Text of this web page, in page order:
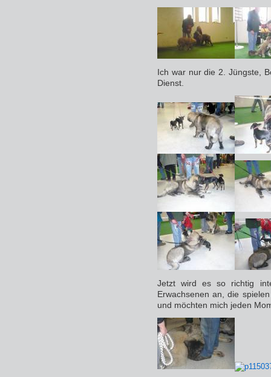
Ich war nur die 2. Jüngste,
Dienst.
Jetzt wird es so richtig
Erwachsenen an, die
und möchten mich jeden